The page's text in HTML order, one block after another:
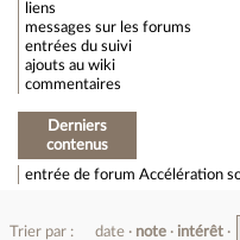
liens
messages sur les forums
entrées du suivi
ajouts au wiki
commentaires
Derniers
contenus
entrée de forum Accélération
Trier par : date note
intérêt